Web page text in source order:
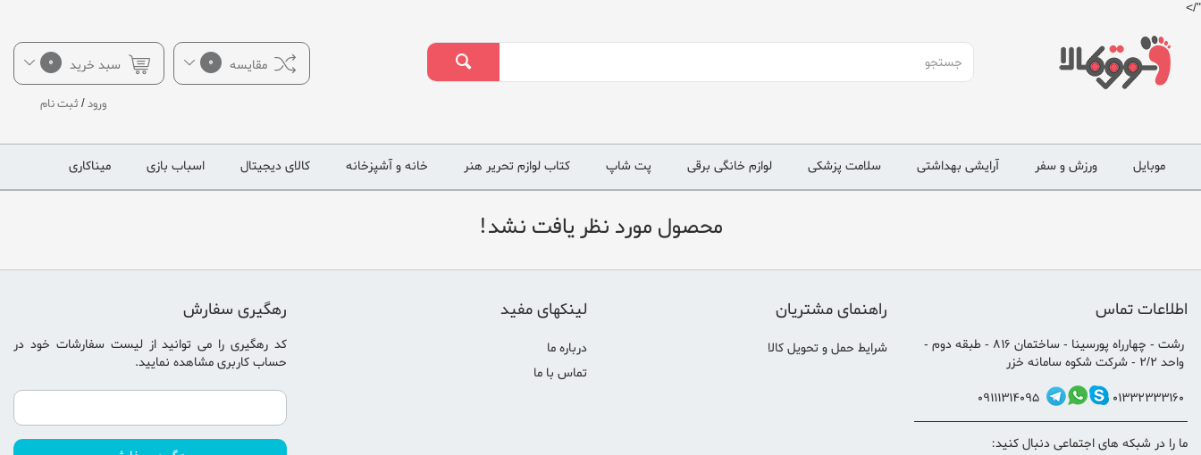
"/>
مقایسه 0 سبد خرید 0
ورود/ ثبت نام
موبایل ورزش و سفر آرایشی بهداشتی سلامت پزشکی لوازم خانگی برقی پت شاپ کتاب لوازم تحریر هنر خانه و آشپزخانه کالای دیجیتال اسباب بازی میناکاری
محصول مورد نظر یافت نشد!
اطلاعات تماس
رشت - چهارراه پورسینا - ساختمان 816 - طبقه دوم -
واحد 2/2 - شرکت شکوه سامانه خزر
01332333160
09111314095
ما را در شبکه های اجتماعی دنبال کنید:
راهنمای مشتریان
شرایط حمل و تحویل کالا
لینکهای مفید
درباره ما
تماس با ما
رهگیری سفارش
کد رهگیری را می توانید ازلیست سفارشات خود در
حساب کاربریمشاهده نمایید.